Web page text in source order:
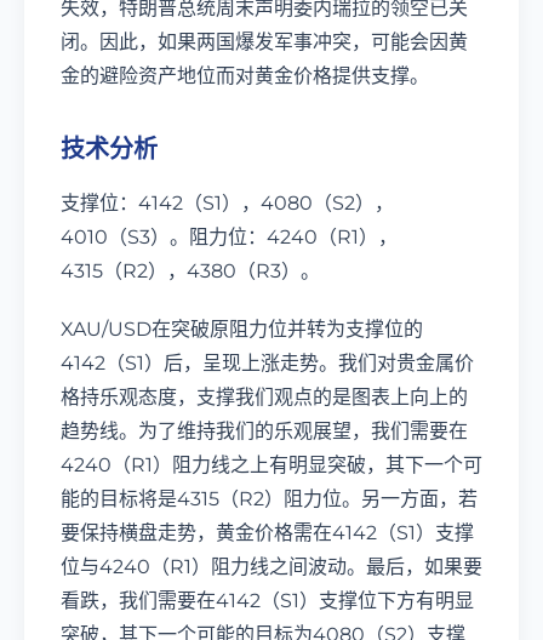
失效，特朗普总统周末声明委内瑞拉的领空已关
闭。因此，如果两国爆发军事冲突，可能会因黄
金的避险资产地位而对黄金价格提供支撑。
技术分析
支撑位：4142（S1），4080（S2），
4010（S3）。阻力位：4240（R1），
4315（R2），4380（R3）。
XAU/USD在突破原阻力位并转为支撑位的
4142（S1）后，呈现上涨走势。我们对贵金属价
格持乐观态度，支撑我们观点的是图表上向上的
趋势线。为了维持我们的乐观展望，我们需要在
4240（R1）阻力线之上有明显突破，其下一个可
能的目标将是4315（R2）阻力位。另一方面，若
要保持横盘走势，黄金价格需在4142（S1）支撑
位与4240（R1）阻力线之间波动。最后，如果要
看跌，我们需要在4142（S1）支撑位下方有明显
突破，其下一个可能的目标为4080（S2）支撑